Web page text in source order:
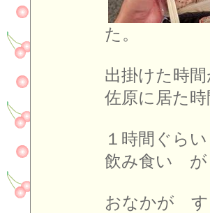
出掛けた時
佐原に居た
１時間ぐら
飲み食い が
おなかが す